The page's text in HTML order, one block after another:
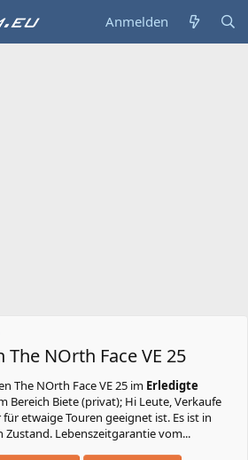
Anmelden
NOrth Face VE 25
The NOrth Face VE 25 im Erledigte
Bereich Biete (privat); Hi Leute, Verkaufe
für etwaige Touren geeignet ist. Es ist in
Lebenszeitgarantie vom...